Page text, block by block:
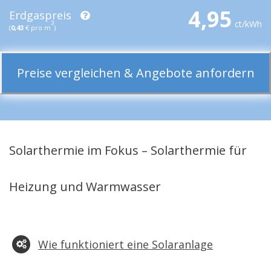
Erdgaspreis
(0,43 € pro m
3
) 4,95 ct/kWh
Preise vergleichen & Angebote anfordern
Solarthermie im Fokus – Solarthermie für
Heizung und Warmwasser
Wie funktioniert eine Solaranlage